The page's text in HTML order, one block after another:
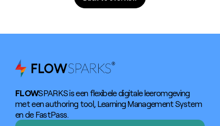
FLOWSPARKS is een flexibele digitale leeromgeving
met een authoring tool, Learning Management System
en de FastPass.